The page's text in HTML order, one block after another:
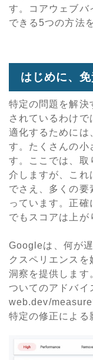
す。コアウェブバ
できる5つの方法
はじめに、
特定の問題を解決
されているわけ
適化するためには
す。たくさんの小
す。ここでは、取
介しますが、これ
でさえ、多くの要
っています。正
でもスコアは上が
Googleは、何が
クスペリエンスを
洞察を提供します
ついてのアドバイ
web.dev/measure
特定の修正による